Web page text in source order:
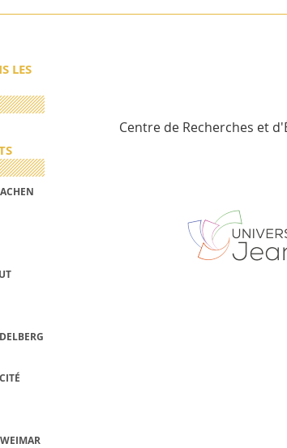
LES
Centre de Recherches et